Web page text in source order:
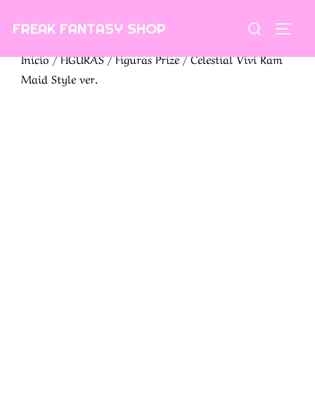
FREAK FANTASY SHOP Buscar:
Inicio/FIGURAS/Figuras Prize/ Celestial Vivi Ram
Maid Style ver.